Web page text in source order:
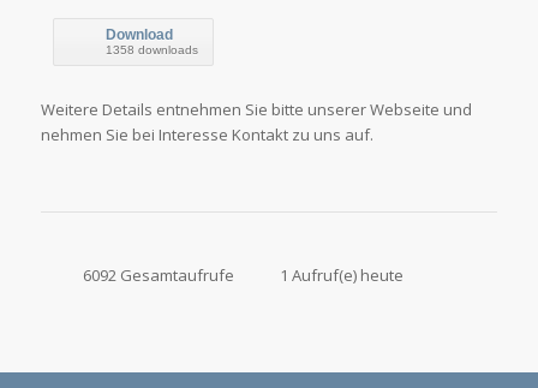
Download
1358 downloads
Weitere Details entnehmen Sie bitte unserer Webseite und
nehmen Sie bei Interesse Kontakt zu uns auf.
6092 Gesamtaufrufe 1 Aufruf(e) heute